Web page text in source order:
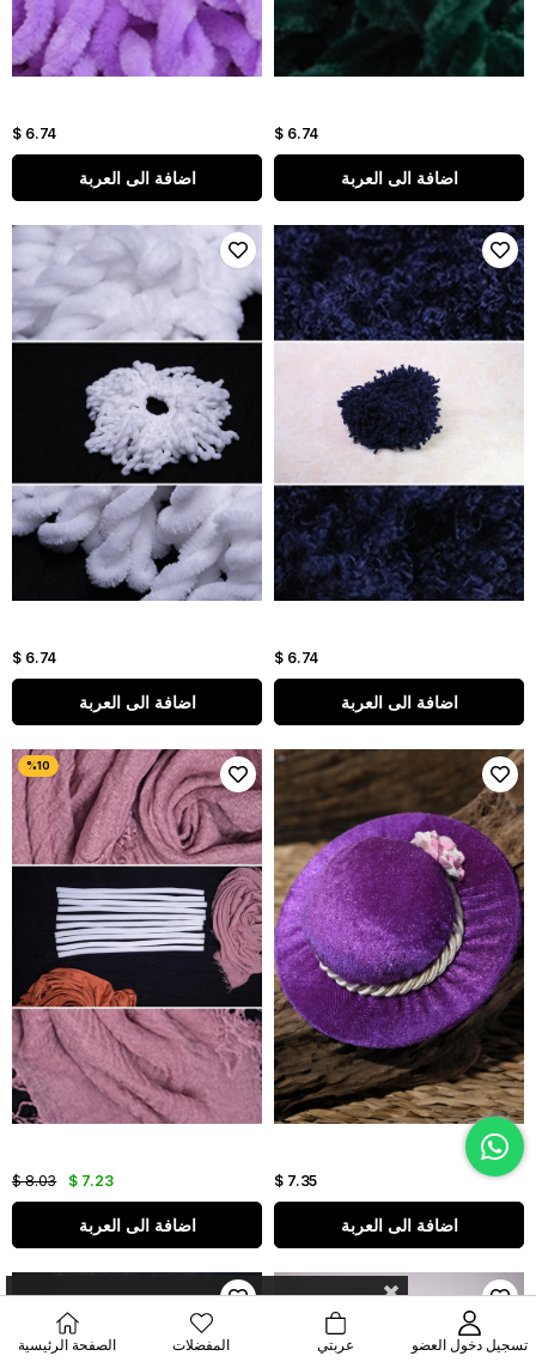
$ 6.74
اضافة الى العربة
$ 6.74
اضافة الى العربة
$ 6.74
اضافة الى العربة
$ 6.74
اضافة الى العربة
$ 7.23
$ 8.03
اضافة الى العربة
$ 7.35
اضافة الى العربة
الصفحة الرئيسية المفضلات عربتي تسجيل دخول العضو